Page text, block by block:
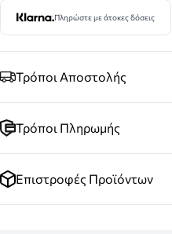
Πληρώστε με άτοκες δόσεις
Τρόποι Αποστολής
Τρόποι Πληρωμής
Επιστροφές Προϊόντων